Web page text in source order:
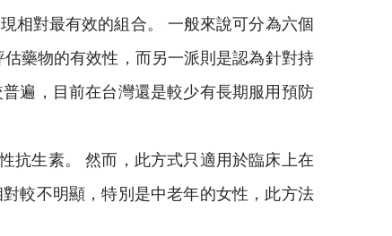
相對最有效的組合。 一般來說可分為六個
藥物的有效性，而另一派則是認為針對持
遍，目前在台灣還是較少有長期服用預防
抗生素。 然而，此方式只適用於臨床上在
較不明顯，特別是中老年的女性，此方法